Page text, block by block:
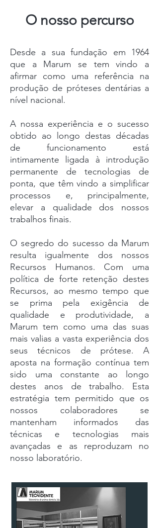
O nosso percurso
Desde a sua fundação em 1964
que a Marum se tem vindo a
afirmar como uma referência na
produção de próteses dentárias a
nível nacional.
A nossa experiência e o sucesso
obtido ao longo destas décadas
de funcionamento está
intimamente ligada à introdução
permanente de tecnologias de
ponta, que têm vindo a simplificar
processos e, principalmente,
elevar a qualidade dos nossos
trabalhos finais.
O segredo do sucesso da Marum
resulta igualmente dos nossos
Recursos Humanos. Com uma
política de forte retenção destes
Recursos, ao mesmo tempo que
se prima pela exigência de
qualidade e produtividade, a
Marum tem como uma das suas
mais valias a vasta experiência dos
seus técnicos de prótese. A
aposta na formação contínua tem
sido uma constante ao longo
destes anos de trabalho. Esta
estratégia tem permitido que os
nossos colaboradores se
mantenham informados das
técnicas e tecnologias mais
avançadas e as reproduzam no
nosso laboratório.